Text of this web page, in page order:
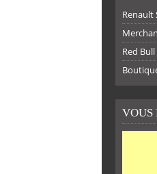
Renault
Red
VOUS